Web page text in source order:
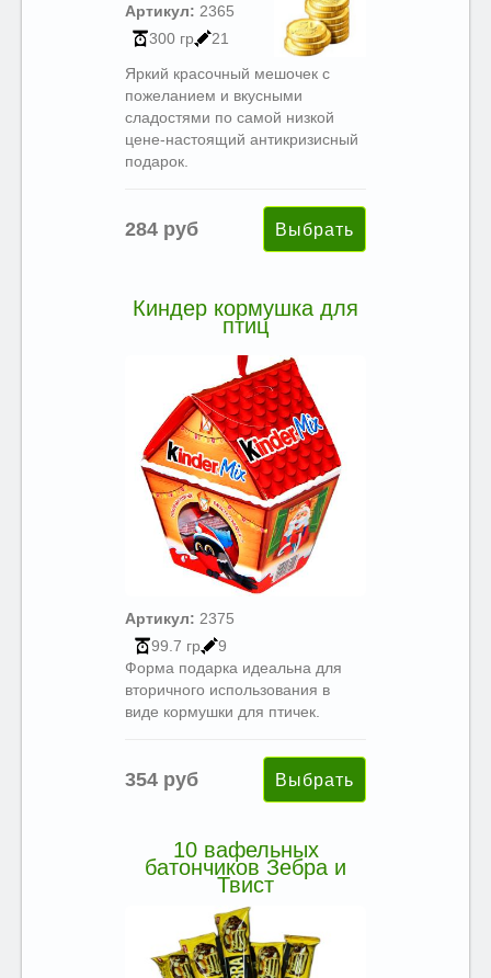
Артикул: 2365
300 гр
21
Яркий красочный мешочек с
пожеланием и вкусными
сладостями по самой низкой
цене-настоящий антикризисный
подарок.
284 руб
Киндер кормушка для
птиц
Артикул: 2375
99.7 гр
9
Форма подарка идеальна для
вторичного использования в
виде кормушки для птичек.
354 руб
10 вафельных
батончиков Зебра и
Твист